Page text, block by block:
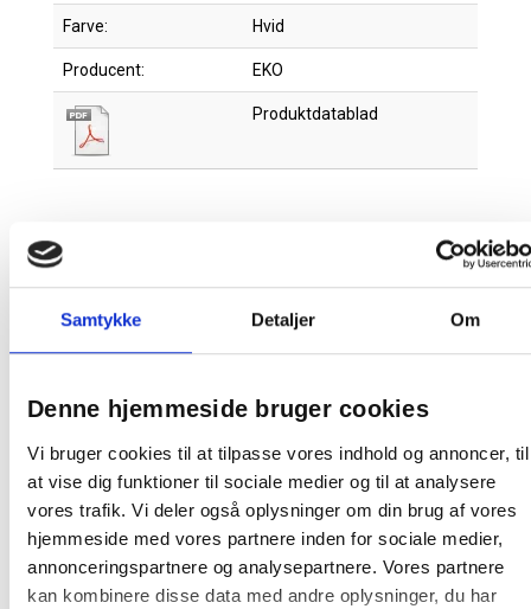
Samtykke Detaljer Om
Denne hjemmeside bruger cookies
Vi bruger cookies til at tilpasse vores indhold og annoncer, til
at vise dig funktioner til sociale medier og til at analysere
vores trafik. Vi deler også oplysninger om din brug af vores
hjemmeside med vores partnere inden for sociale medier,
annonceringspartnere og analysepartnere. Vores partnere
kan kombinere disse data med andre oplysninger, du har
Farve: Hvid
Producent: EKO
Produktdatablad
EKO affaldspose MDPE 40x45cm 7-9 liter
hvid
50,63 / rulle